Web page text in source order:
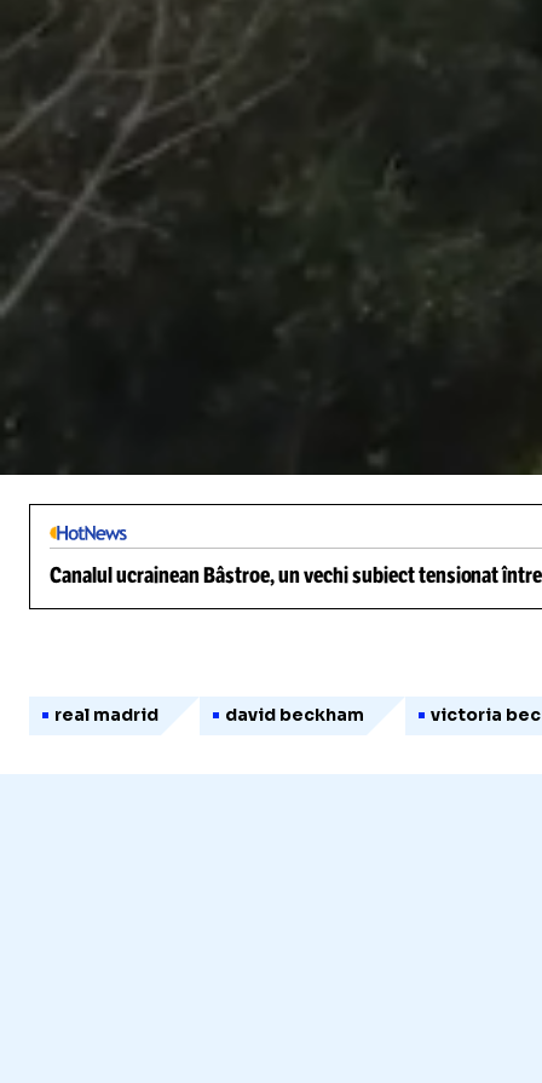
Canalul ucrainean Bâstroe, un vechi subiect tensionat
real madrid david beckham victoria